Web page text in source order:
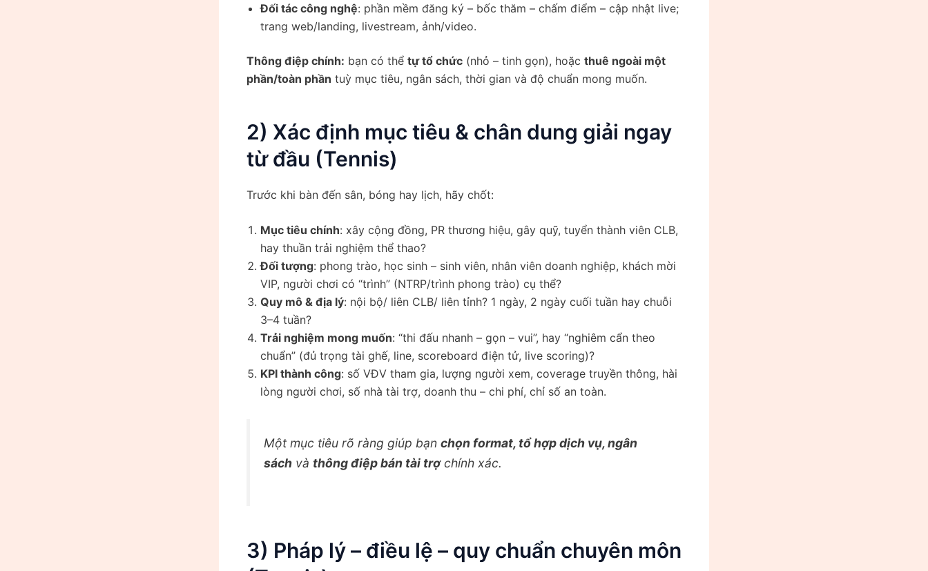
Đối tác công nghệ: phần mềm đăng ký – bốc thăm – chấm điểm – cập nhật live;
trang web/landing, livestream, ảnh/video.
Thông điệp chính: bạn có thể tự tổ chức (nhỏ – tinh gọn), hoặc thuê ngoài một
phần/toàn phần tuỳ mục tiêu, ngân sách, thời gian và độ chuẩn mong muốn.
2) Xác định mục tiêu & chân dung giải ngay
từ đầu (Tennis)
Trước khi bàn đến sân, bóng hay lịch, hãy chốt:
Mục tiêu chính: xây cộng đồng, PR thương hiệu, gây quỹ, tuyển thành viên CLB,
hay thuần trải nghiệm thể thao?
Đối tượng: phong trào, học sinh – sinh viên, nhân viên doanh nghiệp, khách mời
VIP, người chơi có “trình” (NTRP/trình phong trào) cụ thể?
Quy mô & địa lý: nội bộ/ liên CLB/ liên tỉnh? 1 ngày, 2 ngày cuối tuần hay chuỗi
3–4 tuần?
Trải nghiệm mong muốn: “thi đấu nhanh – gọn – vui”, hay “nghiêm cẩn theo
chuẩn” (đủ trọng tài ghế, line, scoreboard điện tử, live scoring)?
KPI thành công: số VĐV tham gia, lượng người xem, coverage truyền thông, hài
lòng người chơi, số nhà tài trợ, doanh thu – chi phí, chỉ số an toàn.
Một mục tiêu rõ ràng giúp bạn chọn format, tổ hợp dịch vụ, ngân
sách và thông điệp bán tài trợchính xác.
3) Pháp lý – điều lệ – quy chuẩn chuyên môn